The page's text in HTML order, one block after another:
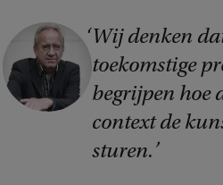
C
o
p
Wij denken
toekomstige
begrijpen hoe
context de
sturen.